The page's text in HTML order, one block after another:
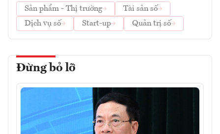
Sản phẩm - Thị trường
Tài sản số
Dịch vụ số
Start-up Quản trị số
Đừng bỏ lỡ